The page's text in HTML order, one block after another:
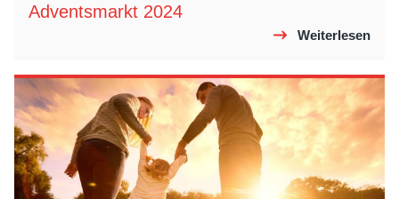
Adventsmarkt 2024
Weiterlesen